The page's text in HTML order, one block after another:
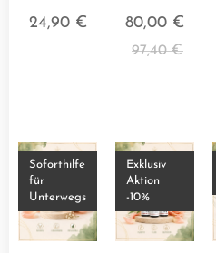
24,90€ 80,00 €
97,40€
Soforthilfe
für
Unterwegs
Exklusiv
Aktion
-10%